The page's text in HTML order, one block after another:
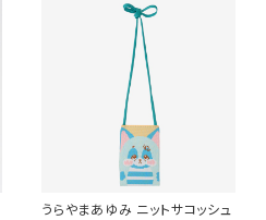
うらやまあゆみ ニットサコッシュ